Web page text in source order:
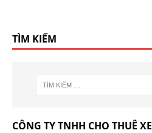
TÌM KIẾM
CÔNG TY TNHH CHO THUÊ XE